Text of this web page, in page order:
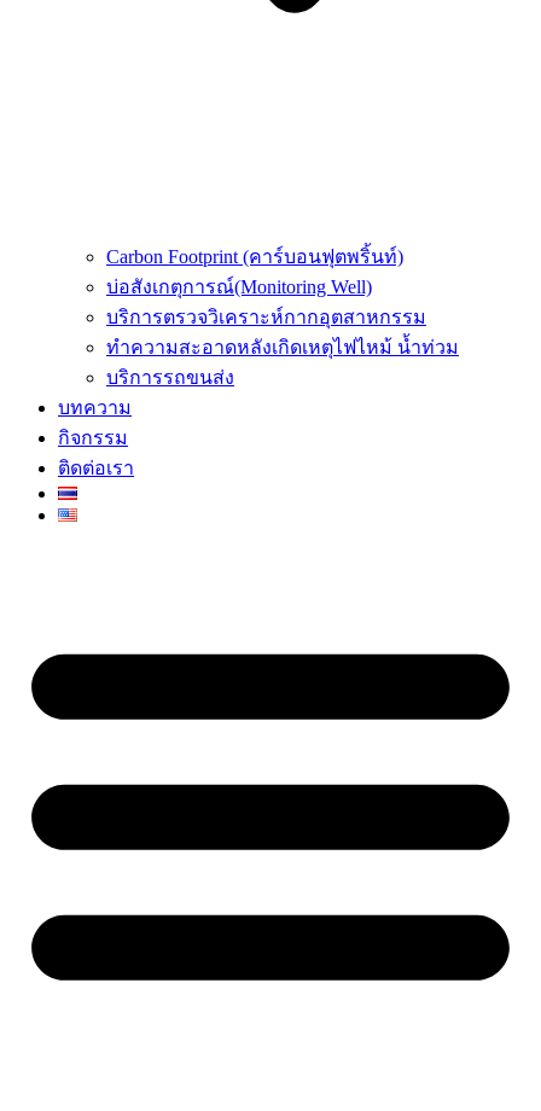
Carbon Footprint (คาร์บอนฟุตพริ้นท์)
บ่อสังเกตุการณ์(Monitoring Well)
บริการตรวจวิเคราะห์กากอุตสาหกรรม
ทำความสะอาดหลังเกิดเหตุไฟไหม้ น้ำท่วม
บริการรถขนส่ง
บทความ
กิจกรรม
ติดต่อเรา